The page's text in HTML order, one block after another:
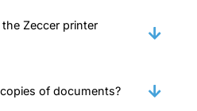
Zeccer printer
of documents?